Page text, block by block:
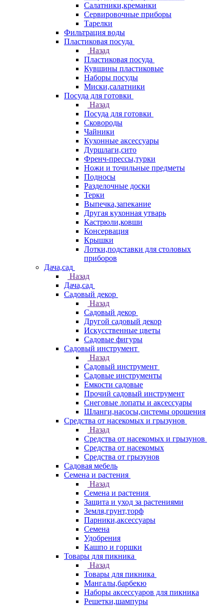
Салатники,креманки
Сервировочные приборы
Тарелки
Фильтрация воды
Пластиковая посуда
Назад
Пластиковая посуда
Кувшины пластиковые
Наборы посуды
Миски,салатники
Посуда для готовки
Назад
Посуда для готовки
Сковороды
Чайники
Кухонные аксессуары
Дуршлаги,сито
Френч-прессы,турки
Ножи и точильные предметы
Подносы
Разделочные доски
Терки
Выпечка,запекание
Другая кухонная утварь
Кастрюли,ковши
Консервация
Крышки
Лотки,подставки для столовых
приборов
Дача,сад
Назад
Дача,сад
Садовый декор
Назад
Садовый декор
Другой садовый декор
Искусственные цветы
Садовые фигуры
Садовый инструмент
Назад
Садовый инструмент
Садовые инструменты
Емкости садовые
Прочий садовый инструмент
Снеговые лопаты и аксессуары
Шланги,насосы,системы орошения
Средства от насекомых и грызунов
Назад
Средства от насекомых и грызунов
Средства от насекомых
Средства от грызунов
Садовая мебель
Семена и растения
Назад
Семена и растения
Защита и уход за растениями
Земля,грунт,торф
Парники,аксессуары
Семена
Удобрения
Кашпо и горшки
Товары для пикника
Назад
Товары для пикника
Мангалы,барбекю
Наборы аксессуаров для пикника
Решетки,шампуры